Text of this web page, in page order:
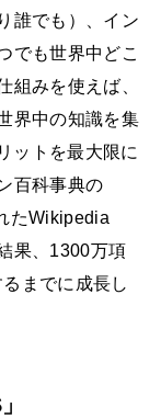
誰でも）、イン
でも世界中どこ
組みを使えば、
界中の知識を集
ットを最大限に
百科事典の
たWikipedia
果、1300万項
までに成長し